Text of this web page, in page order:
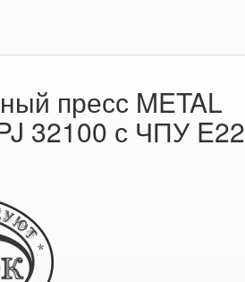
пресс METAL
32100 с ЧПУ E22